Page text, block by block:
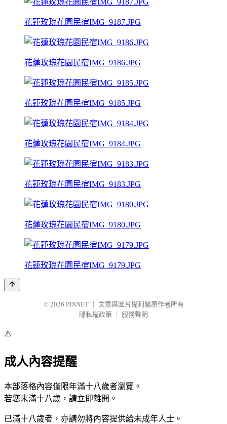
花蓮玫瑰花園民宿IMG_9187.JPG
花蓮玫瑰花園民宿IMG_9186.JPG
花蓮玫瑰花園民宿IMG_9185.JPG
花蓮玫瑰花園民宿IMG_9184.JPG
花蓮玫瑰花園民宿IMG_9183.JPG
花蓮玫瑰花園民宿IMG_9180.JPG
花蓮玫瑰花園民宿IMG_9179.JPG
© 2026 PIXNET
文章與圖片權利屬原作者所有
隱私權政策
服務聲明
⚠️
成人內容提醒
本部落格內容僅限年滿十八歲者瀏覽。
若您未滿十八歲，請立即離開。
已滿十八歲者，亦請勿將內容提供給未成年人士。